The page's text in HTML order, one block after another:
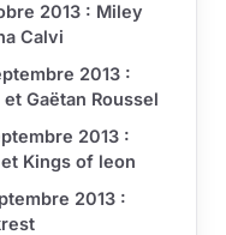
2013 : Miley
Calvi
2013 :
Gaëtan Roussel
2013 :
Kings of leon
2013 :